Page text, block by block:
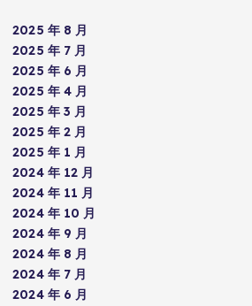
2025 年 8 月
2025 年 7 月
2025 年 6 月
2025 年 4 月
2025 年 3 月
2025 年 2 月
2025 年 1 月
2024 年 12 月
2024 年 11 月
2024 年 10 月
2024 年 9 月
2024 年 8 月
2024 年 7 月
2024 年 6 月